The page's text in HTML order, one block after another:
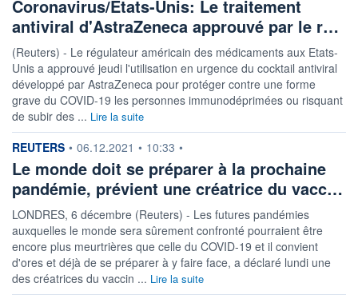
Coronavirus/Etats-Unis: Le traitement
antiviral d'AstraZeneca approuvé par le r…
(Reuters) - Le régulateur américain des médicaments aux Etats-
Unis a approuvé jeudi l'utilisation en urgence du cocktail antiviral
développé par AstraZeneca pour protéger contre une forme
grave du COVID-19 les personnes immunodéprimées ou risquant
de subir des ... Lire la suite
information fournie par
REUTERS • 06.12.2021 • 10:33 •
Le monde doit se préparer à la prochaine
pandémie, prévient une créatrice du vacc…
LONDRES, 6 décembre (Reuters) - Les futures pandémies
auxquelles le monde sera sûrement confronté pourraient être
encore plus meurtrières que celle du COVID-19 et il convient
d'ores et déjà de se préparer à y faire face, a déclaré lundi une
des créatrices du vaccin ... Lire la suite